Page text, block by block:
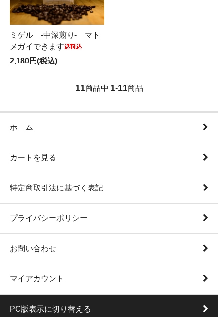
ミゲル -中深煎り- マト
メガイできます
2,180円(税込)
11商品中 1-11商品
ホーム
カートを見る
特定商取引法に基づく表記
プライバシーポリシー
お問い合わせ
マイアカウント
PC版表示に切り替える